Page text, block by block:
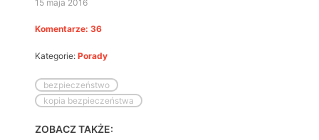
15 maja 2016
Komentarze: 36
Kategorie: Porady
bezpieczeństwo
kopia bezpieczeństwa
ZOBACZ TAKŻE: